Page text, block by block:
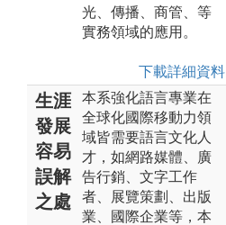
光、傳播、商管、等
實務領域的應用。
下載詳細資料
生涯
發展
容易
誤解
之處
本系強化語言專業在
全球化國際移動力領
域皆需要語言文化人
才，如網路媒體、廣
告行銷、文字工作
者、展覽策劃、出版
業、國際企業等，本